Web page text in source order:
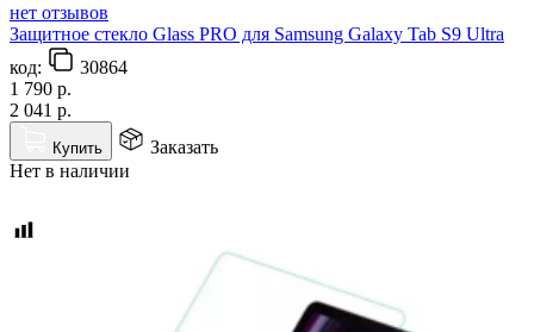
нет отзывов
Защитное стекло Glass PRO для Samsung Galaxy Tab S9 Ultra
код:
30864
1 790 р.
2 041 р.
Купить
Заказать
Нет в наличии